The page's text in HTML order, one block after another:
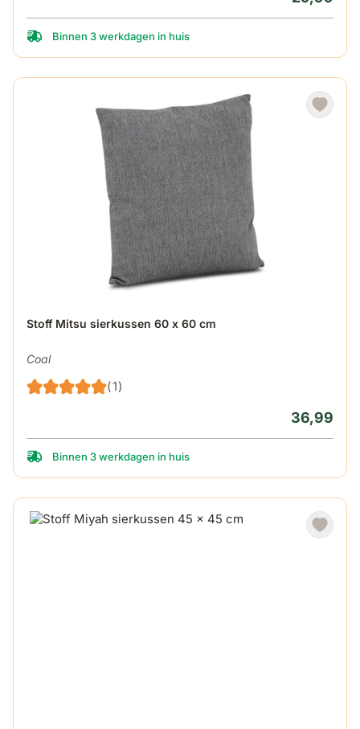
Binnen 3 werkdagen in huis
Stoff Mitsu sierkussen 60 x 60 cm
Coal
(1)
36,99
Binnen 3 werkdagen in huis